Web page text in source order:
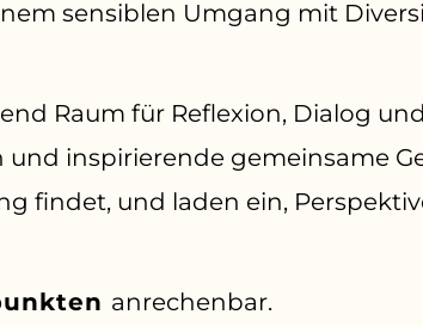
sensiblen Umgang mit
Raum für Reflexion, Dialog
inspirierende gemeinsame
findet, und laden ein,
anrechenbar.